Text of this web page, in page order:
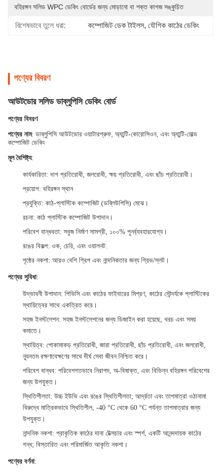
বহিরঙ্গন সলিড WPC ডেকিং বোর্ডের জন্য মোড়ানো বা শক্ত কাগজ সঙ্কুচিত
বিশেষভাবে তুলে ধরা: কম্পোজিট ডেক টাইলস, যৌগিক কাঠের ডেকিং
পণ্যের বিবরণ
আউটডোর সলিড ডাব্লুপিসি ডেকিং বোর্ড
পণ্যের বিবরণ
পণ্যের নাম: ডাব্লুপিসি আউটডোর ওয়াটারপ্রুফ, অ্যান্টি-কোরোসিওন, এবং অ্যান্টি-মোল্ড
কম্পোজিট ডেকিং
মূল বৈশিষ্ট্য:
কার্যকারিতা: দাগ প্রতিরোধী, জলরোধী, ক্ষয় প্রতিরোধী, এবং ছাঁচ প্রতিরোধী।
প্রয়োগ: বহিরঙ্গন স্থান
প্রযুক্তি: কাঠ-প্লাস্টিক কম্পোজিট (ডব্লিউপিসি) মেঝে।
রচনা: কাঠ প্লাস্টিক কম্পোজিট উপাদান।
পরিবেশ বান্ধবতা: সবুজ নির্মাণ সামগ্রী, ১০০% পুনর্ব্যবহারযোগ্য।
রঙের বিকল্প: ওক, চেরি, এবং ওয়ালনট.
পৃষ্ঠের নকশা: আরও বেশি গ্রিপ এবং নান্দনিকতার জন্য গ্রিভ/স্লট।
পণ্যের সুবিধা:
উদ্ভাবনী উপাদান: পিভিসি এবং কাঠের ফাইবারের মিশ্রণ, কাঠের সৌন্দর্যকে প্লাস্টিকের
স্থায়িত্বের সাথে একত্রিত করে।
সহজ ইনস্টলেশন: সহজ ইনস্টলেশনের জন্য ডিজাইন করা হয়েছে, খরচ এবং সময়
কমাতে।
স্থায়িত্ব: পোকামাকড় প্রতিরোধী, জারা প্রতিরোধী, ছাঁচ প্রতিরোধী, এবং জলরোধী,
ন্যূনতম রক্ষণাবেক্ষণের সাথে দীর্ঘ সেবা জীবন নিশ্চিত করে।
পরিবেশ বান্ধব: পরিবেশগতভাবে নিরাপদ, অ-বিষাক্ত, এবং বিভিন্ন বহিরঙ্গন পরিবেশের
জন্য উপযুক্ত।
স্থিতিশীলতা: উচ্চ ইউভি এবং রঙের স্থিতিশীলতা; আর্দ্রতা এবং তাপমাত্রা ওঠানামা
বিরুদ্ধে মাত্রিকভাবে স্থিতিশীল, -40 °C থেকে 60 °C পর্যন্ত তাপমাত্রার জন্য
উপযুক্ত।
নান্দনিক নকশা: প্রাকৃতিক কাঠের দানা টেক্সচার এবং স্পর্শ, একটি আনন্দদায়ক কাঠের
গন্ধ; বিস্তারিত এবং পরিমার্জিত আকৃতি নকশা।
পণ্যের বর্ণনা: